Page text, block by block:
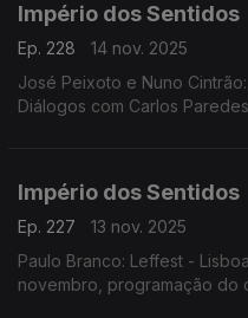
Império dos Sentidos
Ep. 228
14 nov. 2025
José Peixoto e Nuno
Diálogos com Carlos
Império dos Sentidos
Ep. 227
13 nov. 2025
Paulo Branco: Leffest -
novembro, programação do